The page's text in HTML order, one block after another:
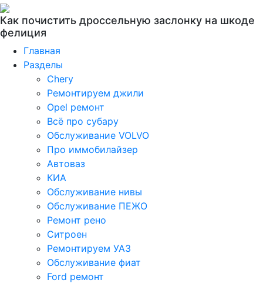
Как почистить дроссельную заслонку на шкоде
фелиция
Главная
Разделы
Chery
Ремонтируем джили
Opel ремонт
Всё про субару
Обслуживание VOLVO
Про иммобилайзер
Автоваз
КИА
Обслуживание нивы
Обслуживание ПЕЖО
Ремонт рено
Ситроен
Ремонтируем УАЗ
Обслуживание фиат
Ford ремонт